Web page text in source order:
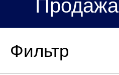
Продажа
Фильтр